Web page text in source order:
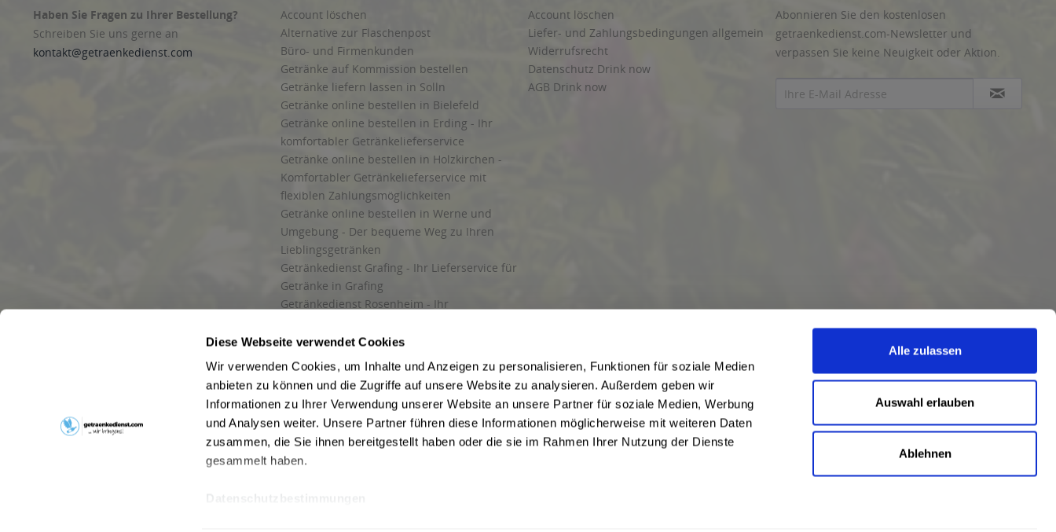
Diese Webseite verwendet Cookies
Wir verwenden Cookies, um Inhalte und Anzeigen zu personalisieren, Funktionen für soziale Medien
anbieten zu können und die Zugriffe auf unsere Website zu analysieren. Außerdem geben wir
Informationen zu Ihrer Verwendung unserer Website an unsere Partner für soziale Medien, Werbung
und Analysen weiter. Unsere Partner führen diese Informationen möglicherweise mit weiteren Daten
zusammen, die Sie ihnen bereitgestellt haben oder die sie im Rahmen Ihrer Nutzung der Dienste
gesammelt haben.
Alle zulassen
Auswahl erlauben
Ablehnen
Haben Sie Fragen zu Ihrer Bestellung?
Schreiben Sie uns gerne an
kontakt@getraenkedienst.com
Account löschen
Alternative zur Flaschenpost
Büro- und Firmenkunden
Getränke auf Kommission bestellen
Getränke liefern lassen in Solln
Getränke online bestellen in Bielefeld
Getränke online bestellen in Erding - Ihr
komfortabler Getränkelieferservice
Getränke online bestellen in Holzkirchen -
Komfortabler Getränkelieferservice mit
flexiblen Zahlungsmöglichkeiten
Getränke online bestellen in Werne und
Umgebung - Der bequeme Weg zu Ihren
Lieblingsgetränken
Getränkedienst Grafing - Ihr Lieferservice für
Getränke in Grafing
Getränkedienst Rosenheim - Ihr
und Umgebung
Getränkelieferung in Starnberg
Liefergebiet
Lieferservice für Getränke
Wir liefern Getränke
Kontakt
Newsletter
Account löschen
Liefer- und Zahlungsbedingungen allgemein
Widerrufsrecht
Datenschutz Drink now
AGB Drink now
Abonnieren Sie den kostenlosen
getraenkedienst.com-Newsletter und
verpassen Sie keine Neuigkeit oder Aktion.